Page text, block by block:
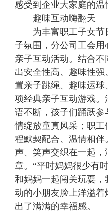
感受到企业大家庭的温
趣味互动嗨翻天
为丰富职工子女节
子氛围，分公司工会
亲子互动活动。结合
出安全性高、趣味性
置亲子跳绳、趣味运球
项经典亲子互动游戏
语不断，孩子们踊跃
情绽放童真风采；职
程默契配合、温情相
声、笑声交织在一起
章。“平时妈妈很少有
和妈妈一起闯关玩耍，
动的小朋友脸上洋溢
出了满满的幸福感。